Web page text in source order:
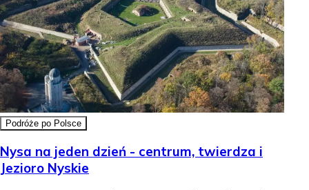
Podróże po Polsce
Nysa na jeden dzień - centrum, twierdza i
Jezioro Nyskie